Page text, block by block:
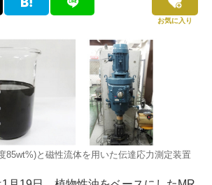
お気に入り
85wt%)と磁性流体を用いた伝達応力測定装置